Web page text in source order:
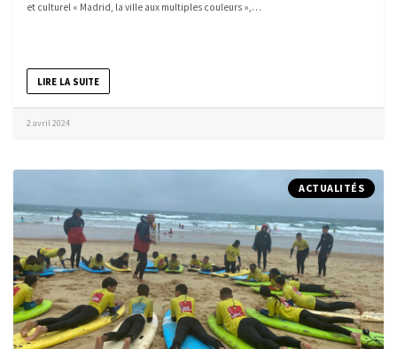
et culturel « Madrid, la ville aux multiples couleurs »,…
LIRE LA SUITE
2 avril 2024
ACTUALITÉS